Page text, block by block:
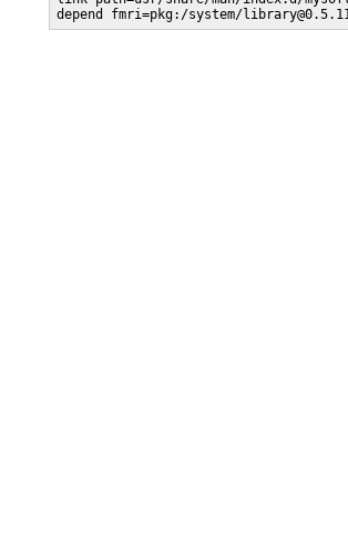
depend fmri=pkg:/system/